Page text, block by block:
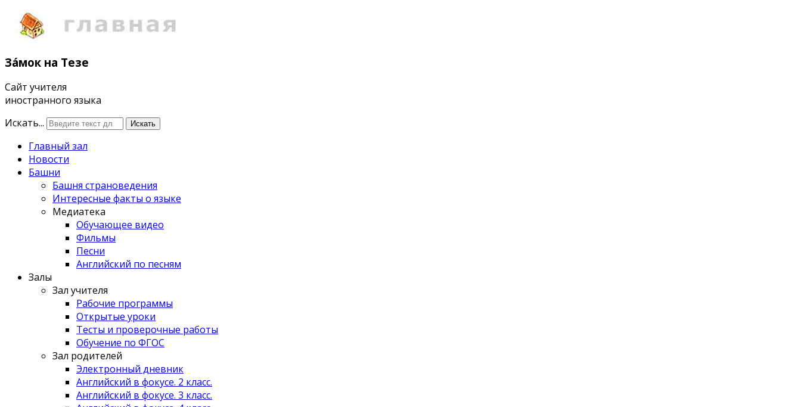
Зáмок на Тезе
Сайт учителя
иностранного языка
Искать...
Искать
Главный зал
Новости
Башни
Башня страноведения
Интересные факты о языке
Медиатека
Обучающее видео
Фильмы
Песни
Английский по песням
Залы
Зал учителя
Рабочие программы
Открытые уроки
Тесты и проверочные работы
Обучение по ФГОС
Зал родителей
Электронный дневник
Английский в фокусе. 2 класс.
Английский в фокусе. 3 класс.